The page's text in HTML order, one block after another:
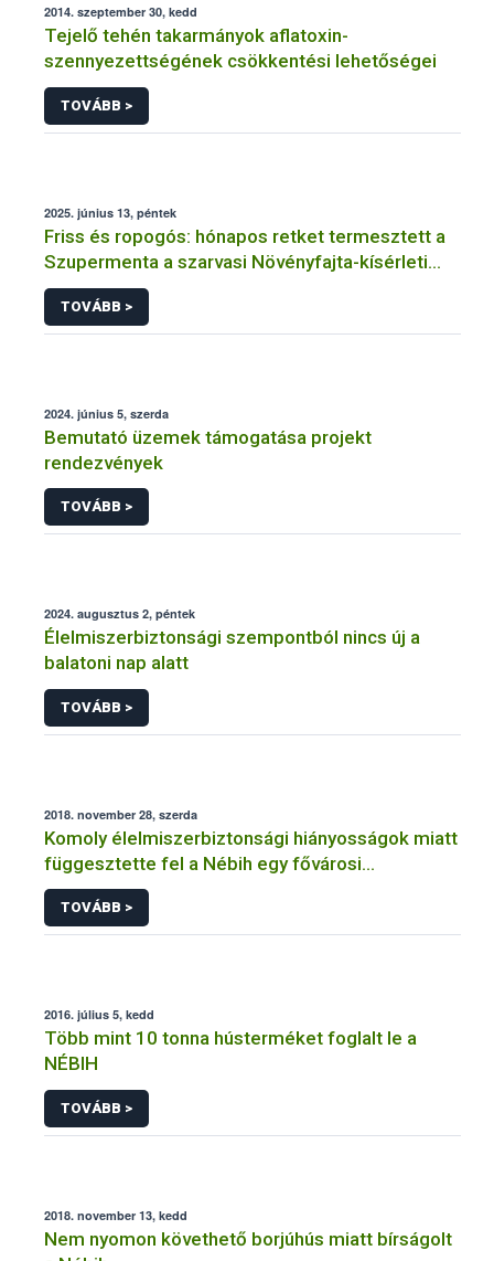
2014. szeptember 30, kedd
Tejelő tehén takarmányok aflatoxin-
szennyezettségének csökkentési lehetőségei
TOVÁBB >
2025. június 13, péntek
Friss és ropogós: hónapos retket termesztett a
Szupermenta a szarvasi Növényfajta-kísérleti
Állomáson
TOVÁBB >
2024. június 5, szerda
Bemutató üzemek támogatása projekt
rendezvények
TOVÁBB >
2024. augusztus 2, péntek
Élelmiszerbiztonsági szempontból nincs új a
balatoni nap alatt
TOVÁBB >
2018. november 28, szerda
Komoly élelmiszerbiztonsági hiányosságok miatt
függesztette fel a Nébih egy fővárosi
cukrászüzem működését
TOVÁBB >
2016. július 5, kedd
Több mint 10 tonna hústerméket foglalt le a
NÉBIH
TOVÁBB >
2018. november 13, kedd
Nem nyomon követhető borjúhús miatt bírságolt